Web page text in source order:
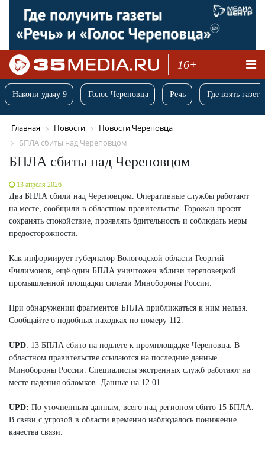
16+
Накопи удачу 9 Голос Череповца Речь Где взять
Главная Новости
Новости Череповца
БПЛА сбиты над Череповцом
БПЛА сбиты над Череповцом
13 апреля 2026
Два БПЛА сбили над Череповцом. Оперативные службы работают
на месте, сообщили в областном правительстве. Горожан просят
сохранять спокойствие, проявлять бдительность и соблюдать меры
предосторожности.
Как информирует губернатор Вологодской области Георгий
Филимонов, ещё один БПЛА уничтожен вблизи череповецкой
промышленной площадки силами Минобороны России.
При обнаружении фрагментов БПЛА приближаться к ним нельзя.
Сообщайте о подобных находках по номеру 112.
UPD: 13 БПЛА сбито на подлёте к промплощадке Череповца. В
областном правительстве ссылаются на последние данные
Минобороны России. Специалисты экстренных служб работают на
месте падения обломков. Данные на 12.01.
UPD: По уточненным данным, всего над регионом сбито 15 БПЛА.
В связи с угрозой в области временно наблюдалось понижение
качества связи.